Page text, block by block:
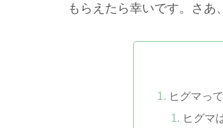
もらえたら幸いです。さあ
ヒグマっ
ヒグマ